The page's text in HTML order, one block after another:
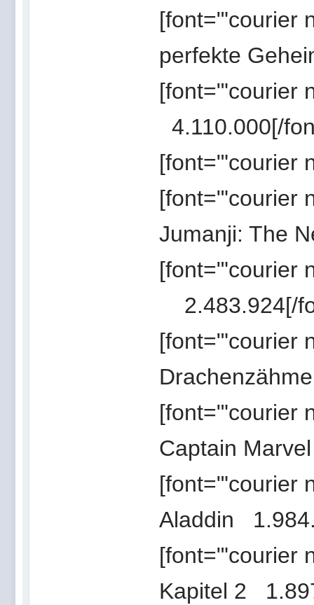
[font="'courier
perfekte
[font="'courier
4.110.000[/
[font="'courier
[font="'courier
Jumanji: The
[font="'courier
2.483.924[/
[font="'courier
[font="'courier
Captain
[font="'courier
Aladdin
[font="'courier
Kapitel 2